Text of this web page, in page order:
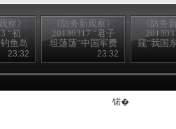
察》
“初
鱼岛
？
23:32
《防务新观察》
20130317 “君子
坦荡荡”中国军费
何须质疑23:32
《防务
窥”我国
本驻兵
锘�